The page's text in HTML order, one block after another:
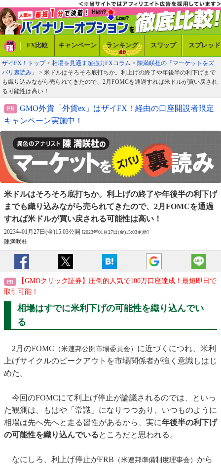
FX比較 キャンペーン ランキング スワップ スプレッド
ザイFX！トップ> 相場を見通す超強力FXコラム > 陳満咲杜の「マーケットをズ
バリ裏読み」
> 米ドルはそろそろ底打ちか。利上げの終了や年後半の利下げまで
も織り込みながら売られてきたので、2月FOMCを通過すれば米ドルが買い戻され
る可能性は高い！
GMO外貨「外貨ex」はザイFX！経由の口座開設者限定
キャンペーン実施中！
米ドルはそろそろ底打ちか。利上げの終了や年後半の利下げ
までも織り込みながら売られてきたので、2月 FOMCを通過
すれば米ドルが買い戻される可能性は高い！
2023年01月27日(金)15:03公開 [2023年01月27日(金)15:03更新]
陳満咲杜
【GMOクリック証券】圧倒的人気で100万口座達成！最短即日で
取引可能！
相場はすでに米利下げの可能性を織り込んでい
る
2月のFOMC （米連邦公開市場委員会） に近づくにつれ、米利
上げサイクルのピークアウトを市場関係者が強く意識しはじ
めた。
今回のFOMCにて利上げ停止が論議されるのでは、といっ
た観測は、もはや「常識」になりつつあり、いつものように
相場は先へ先へと走る習性があるから、実に年後半の利下げ
の可能性を織り込んでいるところだと思われる。
なにしろ、利上げ停止がFRB （米連邦準備制度理事会） から